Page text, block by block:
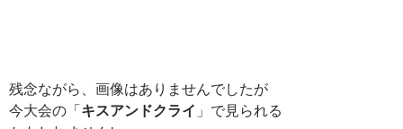
残念ながら、画像はありませんでしたが
今大会の「キスアンドクライ 」で見られる